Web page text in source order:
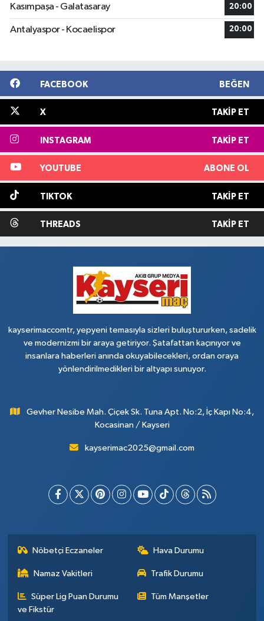
Kasımpaşa - Galatasaray 20:00
Antalyaspor - Kocaelispor 20:00
FACEBOOK BEĞEN
X TAKIP ET
INSTAGRAM TAKIP ET
YOUTUBE ABONE OL
TIKTOK TAKIP ET
THREADS TAKIP ET
kayserimaccomtr, yepyeni temasıyla sizleri buluştururken, sadelik
ve modernizmi bir araya getiriyor. Şatafattan kaçınıyor ve
insanlara haberleri anında okuyabilecekleri, ordan oraya
yönlendirilmedikleri bir altyapı sunuyor.
Gevher Nesibe Mah. Çiçek Sk. Tuna Apt. No:2, İç Kapı No:4,
Kocasinan / Kayseri
kayserimac2025@gmail.com
Nöbetçi Eczaneler Hava Durumu
Namaz Vakitleri Trafik Durumu
Süper Lig Puan Durumu
ve Fikstür
Tüm Manşetler